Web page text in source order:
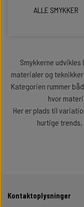
ALLE SMYKKER
Smykkerne
materialer og
Kategorien rummer
hvor
Her er plads til
hurtige
Kontaktoplysninger